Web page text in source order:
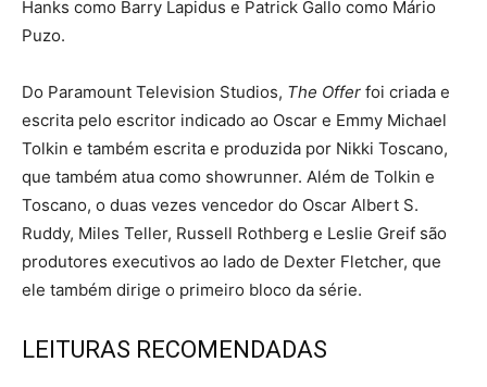
Hanks como Barry Lapidus e Patrick Gallo como Mário
Puzo.
Do Paramount Television Studios, The Offer foi criada e
escrita pelo escritor indicado ao Oscar e Emmy Michael
Tolkin e também escrita e produzida por Nikki Toscano,
que também atua como showrunner. Além de Tolkin e
Toscano, o duas vezes vencedor do Oscar Albert S.
Ruddy, Miles Teller, Russell Rothberg e Leslie Greif são
produtores executivos ao lado de Dexter Fletcher, que
ele também dirige o primeiro bloco da série.
LEITURAS RECOMENDADAS